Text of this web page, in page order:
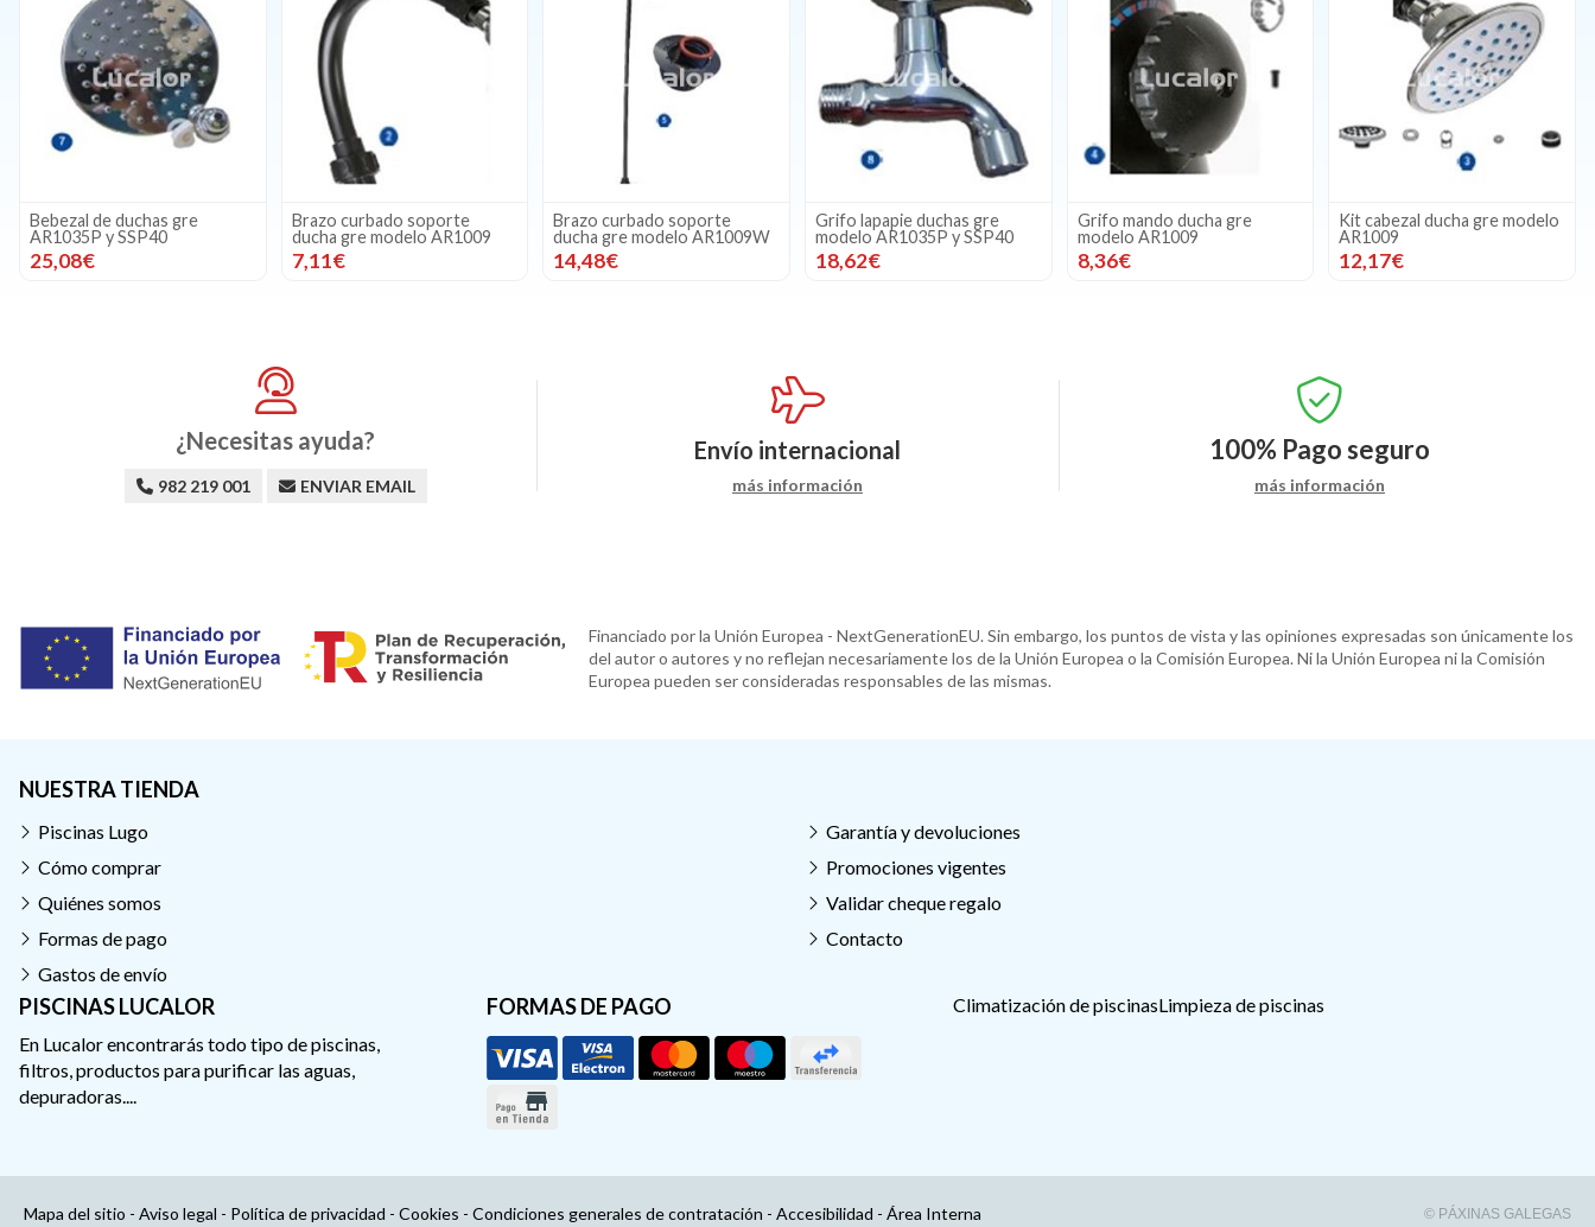
Bebezal de duchas gre
AR1035P y SSP40
25,08€
Brazo curbado soporte
ducha gre modelo AR1009
7,11€
Brazo curbado soporte
ducha gre modelo AR1009W
14,48€
Grifo lapapie duchas gre
modelo AR1035P y SSP40
18,62€
Grifo mando ducha gre
modelo AR1009
8,36€
Kit cabezal ducha gre modelo
AR1009
12,17€
¿Necesitas ayuda?
982 219 001 ENVIAR EMAIL
Envío internacional
más información
100% Pago seguro
más información
Financiado por la Unión Europea - NextGenerationEU. Sin embargo, los puntos de vista y las opiniones expresadas son únicamente los
del autor o autores y no reflejan necesariamente los de la Unión Europea o la Comisión Europea. Ni la Unión Europea ni la Comisión
Europea pueden ser consideradas responsables de las mismas.
PISCINAS LUCALOR
En Lucalor encontrarás todo tipo de piscinas,
filtros, productos para purificar las aguas,
depuradoras....
FORMAS DE PAGO
NUESTRA TIENDA
Piscinas Lugo
Cómo comprar
Quiénes somos
Formas de pago
Gastos de envío
Garantía y devoluciones
Promociones vigentes
Validar cheque regalo
Contacto
Climatización de piscinasLimpieza de piscinas
Mapa del sitio - Aviso legal - Política de privacidad - Cookies - Condiciones generales de contratación - Accesibilidad - Área Interna © PÁXINAS GALEGAS